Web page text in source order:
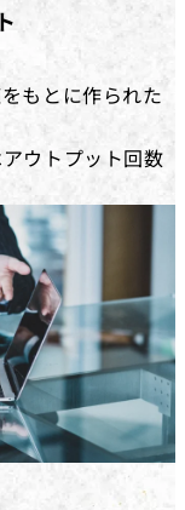
もとに作られた
ウトプット回数